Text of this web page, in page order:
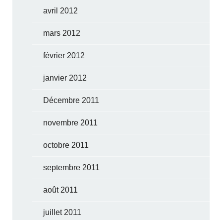
avril 2012
mars 2012
février 2012
janvier 2012
Décembre 2011
novembre 2011
octobre 2011
septembre 2011
août 2011
juillet 2011